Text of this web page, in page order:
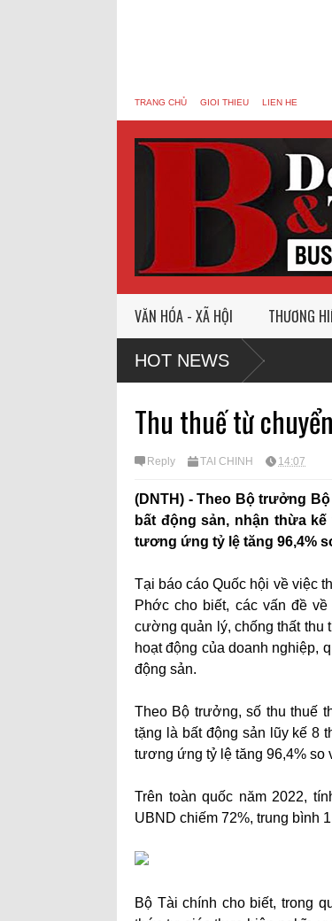
TRANG CHỦ GIOI THIEU LIEN HE
VĂN HÓA - XÃ HỘI THƯƠNG
HOT NEWS
Thu thuế từ
Reply TÀI CHÍNH 14:07
(DNTH) - Theo Bộ trưởng
bất động sản, nhận thừa
tương ứng tỷ lệ tăng 96,4%
Tại báo cáo Quốc hội về việc
Phớc cho biết, các vấn đề
cường quản lý, chống thất thu
hoạt động của doanh nghiệp,
động sản.
Theo Bộ trưởng, số thu thuế
tặng là bất động sản lũy kế 8
tương ứng tỷ lệ tăng 96,4% so
Trên toàn quốc năm 2022,
UBND chiếm 72%, trung bình
Bộ Tài chính cho biết, trong